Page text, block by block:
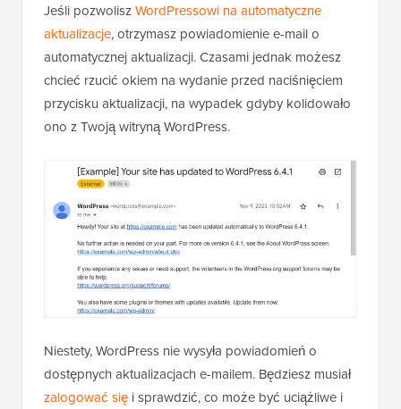
Jeśli pozwoliszWordPressowi na automatyczne
aktualizacje, otrzymasz powiadomienie e-mail o
automatycznej aktualizacji. Czasami jednak możesz
chcieć rzucić okiem na wydanie przed naciśnięciem
przycisku aktualizacji, na wypadek gdyby kolidowało
ono z Twoją witryną WordPress.
Niestety, WordPress nie wysyła powiadomień o
dostępnych aktualizacjach e-mailem. Będziesz musiał
zalogować się i sprawdzić, co może być uciążliwe i